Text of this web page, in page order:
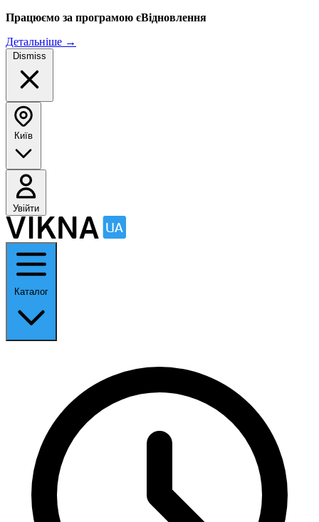
Працюємо за програмою єВідновлення
Детальніше →
Dismiss
Київ
Увійти
Каталог